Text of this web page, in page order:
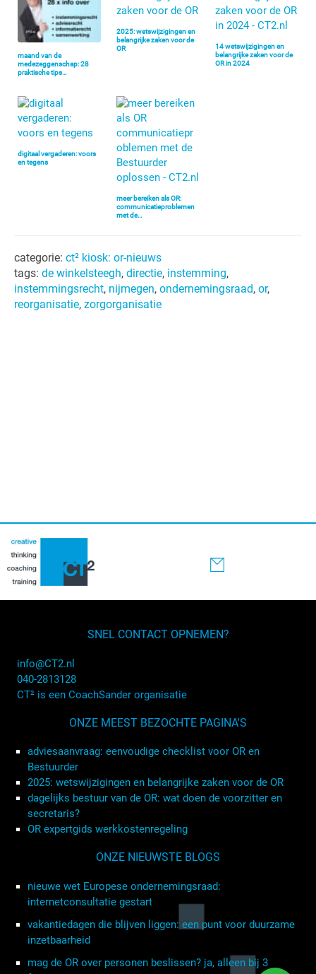
maand van de
medezeggenschap: 28
praktische tips…
2025: wetswijzigingen en
belangrijke zaken voor de
OR
14 wetswijzigingen en
belangrijke zaken voor de
OR in 2024
digitaal vergaderen: voors
en tegens
meer bereiken als OR:
communicatieproblemen
met de…
categorie: ct² kiosk: or-nieuws
tags: de winkelsteegh, directie, instemming,
instemmingsrecht, nijmegen, ondernemingsraad, or,
reorganisatie, zorgorganisatie
SNEL CONTACT OPNEMEN?
info@CT2.nl
040-2813128
CT² is een CoachSander organisatie
ONZE MEEST BEZOCHTE PAGINA'S
adviesaanvraag: eenvoudige checklist voor OR en
Bestuurder
2025: wetswijzigingen en belangrijke zaken voor de OR
dagelijks bestuur van de OR: wat doen de voorzitter en
secretaris?
OR expertgids werkkostenregeling
ONZE NIEUWSTE BLOGS
nieuwe wet Europese ondernemingsraad:
internetconsultatie gestart
vakantiedagen die blijven liggen: een punt voor duurzame
inzetbaarheid
mag de OR over personen beslissen? ja, alleen bij 3